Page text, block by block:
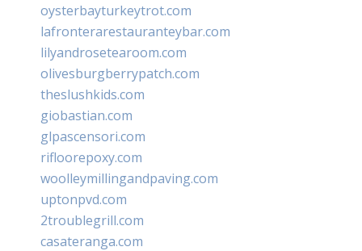
oysterbayturkeytrot.com
lafronterarestauranteybar.com
lilyandrosetearoom.com
olivesburgberrypatch.com
theslushkids.com
giobastian.com
glpascensori.com
rifloorepoxy.com
woolleymillingandpaving.com
uptonpvd.com
2troublegrill.com
casateranga.com